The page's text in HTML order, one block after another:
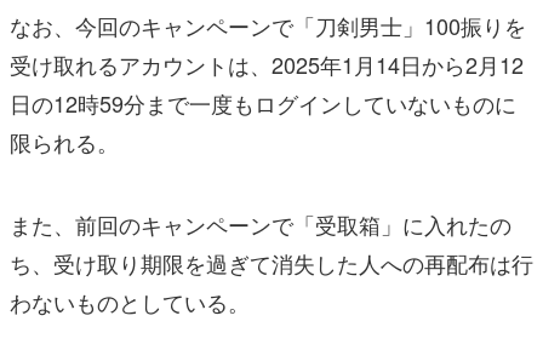
なお、今回のキャンペーンで「刀剣男士」100振りを
受け取れるアカウントは、2025年1月14日から2月12
日の12時59分まで一度もログインしていないものに
限られる。
また、前回のキャンペーンで「受取箱」に入れたの
ち、受け取り期限を過ぎて消失した人への再配布は行
わないものとしている。